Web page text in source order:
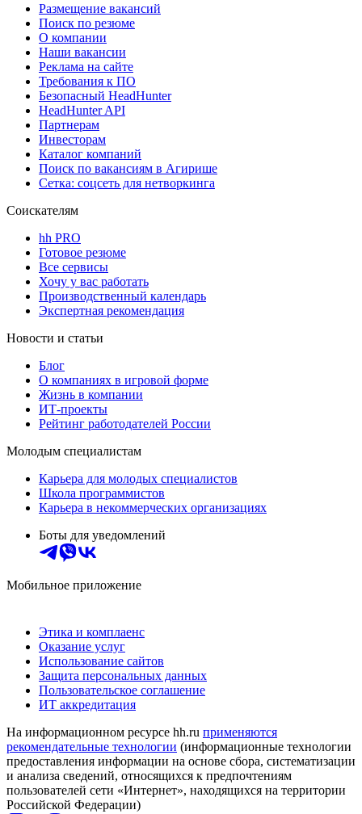
Размещение вакансий
Поиск по резюме
О компании
Наши вакансии
Реклама на сайте
Требования к ПО
Безопасный HeadHunter
HeadHunter API
Партнерам
Инвесторам
Каталог компаний
Поиск по вакансиям в Агирише
Сетка: соцсеть для нетворкинга
Соискателям
hh PRO
Готовое резюме
Все сервисы
Хочу у вас работать
Производственный календарь
Экспертная рекомендация
Новости и статьи
Блог
О компаниях в игровой форме
Жизнь в компании
ИТ-проекты
Рейтинг работодателей России
Молодым специалистам
Карьера для молодых специалистов
Школа программистов
Карьера в некоммерческих организациях
Боты для уведомлений
Мобильное приложение
Этика и комплаенс
Оказание услуг
Использование сайтов
Защита персональных данных
Пользовательское соглашение
ИТ аккредитация
На информационном ресурсе hh.ru применяются
рекомендательные технологии (информационные технологии
предоставления информации на основе сбора, систематизации
и анализа сведений, относящихся к предпочтениям
пользователей сети «Интернет», находящихся на территории
Российской Федерации)